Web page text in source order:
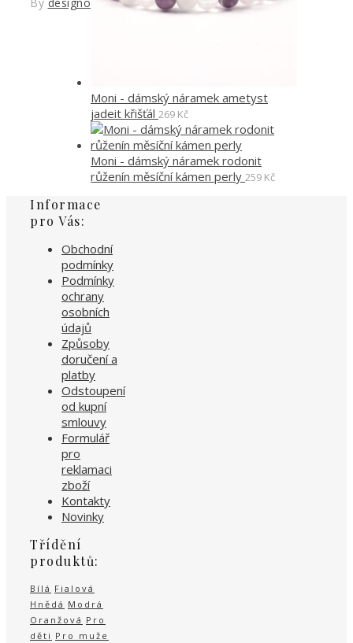
By designoved
Moni - dámský náramek ametyst
jadeit křišťál 269 Kč
Moni - dámský náramek rodonit
růženín měsíční kámen perly 259 Kč
Informace
pro Vás:
Obchodní
podmínky
Podmínky
ochrany
osobních
údajů
Způsoby
doručení a
platby
Odstoupení
od kupní
smlouvy
Formulář
pro
reklamaci
zboží
Kontakty
Novinky
Třídění
produktů:
Bílá Fialová
Hnědá Modrá
Oranžová Pro
děti Pro muže